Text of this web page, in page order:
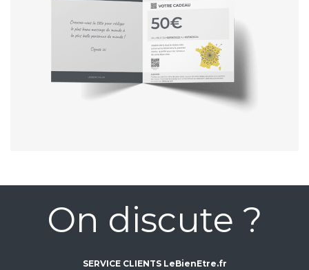
On discute ?
SERVICE CLIENTS LeBienEtre.fr